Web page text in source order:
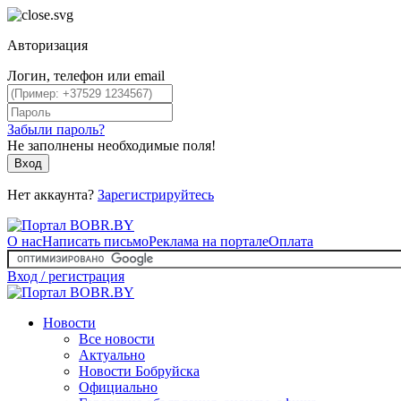
Авторизация
Логин, телефон или email
Забыли пароль?
Не заполнены необходимые поля!
Вход
Нет аккаунта? Зарегистрируйтесь
О насНаписать письмоРеклама на порталеОплата
Вход / регистрация
Новости
Все новости
Актуально
Новости Бобруйска
Официально